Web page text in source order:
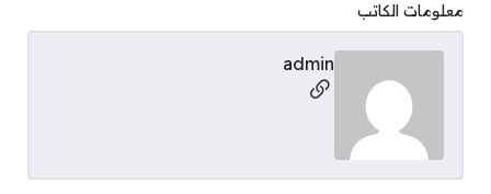
معلومات الكاتب
admin
مواقع التواصل